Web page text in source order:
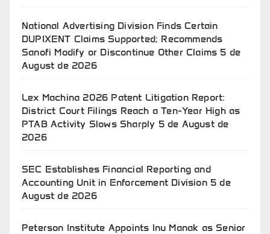
National Advertising Division Finds Certain
DUPIXENT Claims Supported; Recommends
Sanofi Modify or Discontinue Other Claims 5 de
August de 2026
Lex Machina 2026 Patent Litigation Report:
District Court Filings Reach a Ten-Year High as
PTAB Activity Slows Sharply 5 de August de
2026
SEC Establishes Financial Reporting and
Accounting Unit in Enforcement Division 5 de
August de 2026
Peterson Institute Appoints Inu Manak as Senior